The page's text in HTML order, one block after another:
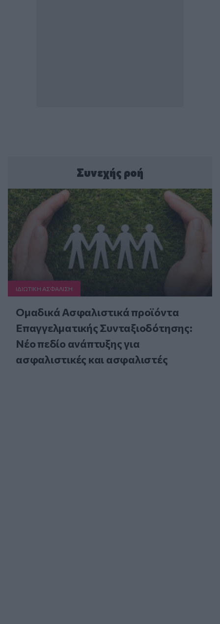
Συνεχής ροή
ΙΔΙΩΤΙΚΗ ΑΣΦAΛΙΣΗ
Ομαδικά Ασφαλιστικά προϊόντα
Επαγγελματικής Συνταξιοδότησης:
Νέο πεδίο ανάπτυξης για
ασφαλιστικές και ασφαλιστές